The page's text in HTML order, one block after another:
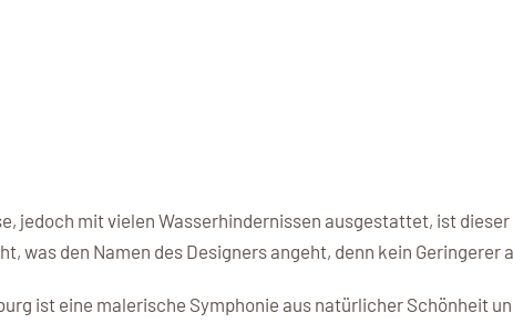
jedoch mit vielen Wasserhindernissen ausgestattet, ist
was den Namen des Designers angeht, denn kein
ist eine malerische Symphonie aus natürlicher Schönheit